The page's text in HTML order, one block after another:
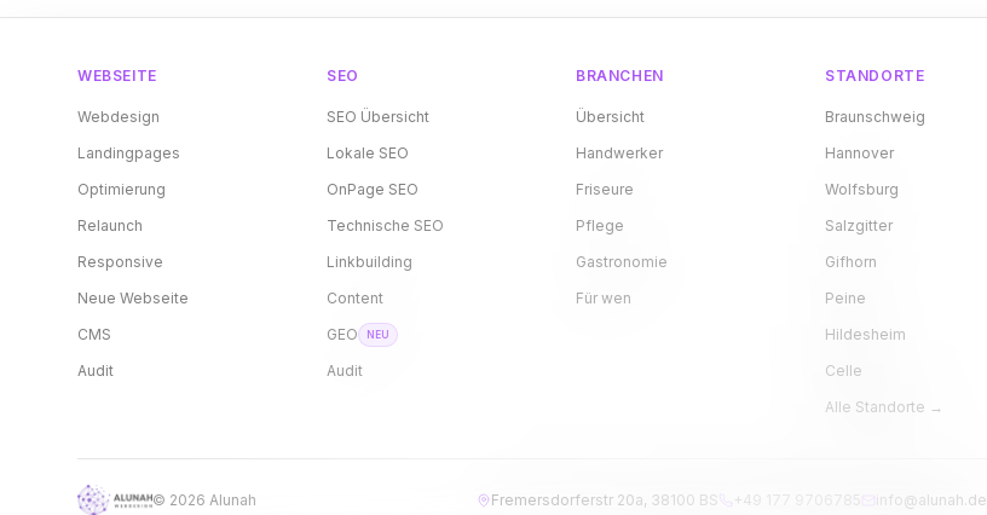
WEBSEITE
Webdesign
Landingpages
Optimierung
Relaunch
Responsive
Neue Webseite
CMS
Audit
SEO
SEO Übersicht
Lokale SEO
OnPage SEO
Technische SEO
Linkbuilding
Content
GEO
NEU
Audit
BRANCHEN
Übersicht
Handwerker
Friseure
Pflege
Gastronomie
Für wen
STANDORTE
Braunschweig
Hannover
Wolfsburg
Salzgitter
Gifhorn
Peine
Hildesheim
Celle
Alle Standorte →
© 2026 Alunah Fremersdorferstr 20a, 38100 BS +49 177 9706785 info@alunah.de